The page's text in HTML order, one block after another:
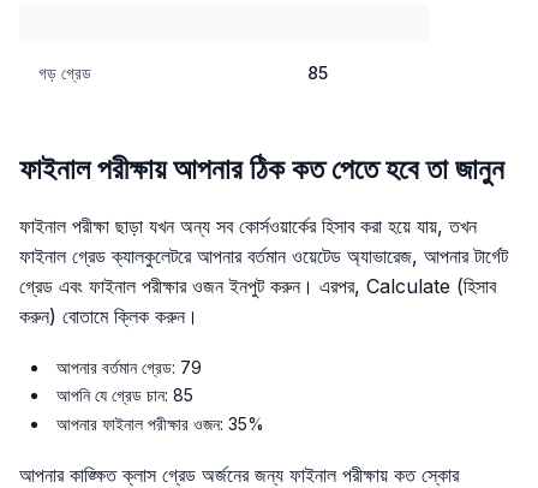
গড় গ্রেড 85
ফাইনাল পরীক্ষায় আপনার ঠিক কত পেতে হবে তা জানুন
ফাইনাল পরীক্ষা ছাড়া যখন অন্য সব কোর্সওয়ার্কের হিসাব করা হয়ে যায়, তখন
ফাইনাল গ্রেড ক্যালকুলেটরে আপনার বর্তমান ওয়েটেড অ্যাভারেজ, আপনার টার্গেট
গ্রেড এবং ফাইনাল পরীক্ষার ওজন ইনপুট করুন। এরপর, Calculate (হিসাব
করুন) বোতামে ক্লিক করুন।
আপনার বর্তমান গ্রেড: 79
আপনি যে গ্রেড চান: 85
আপনার ফাইনাল পরীক্ষার ওজন: 35%
আপনার কাঙ্ক্ষিত ক্লাস গ্রেড অর্জনের জন্য ফাইনাল পরীক্ষায় কত স্কোর